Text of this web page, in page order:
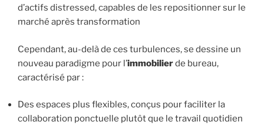
d’actifs distressed, capables de les repositionner sur le
marché après transformation
Cependant, au-delà de ces turbulences, se dessine un
nouveau paradigme pour l’immobilierde bureau,
caractérisé par :
Des espaces plus flexibles, conçus pour faciliter la
collaboration ponctuelle plutôt que le travail quotidien